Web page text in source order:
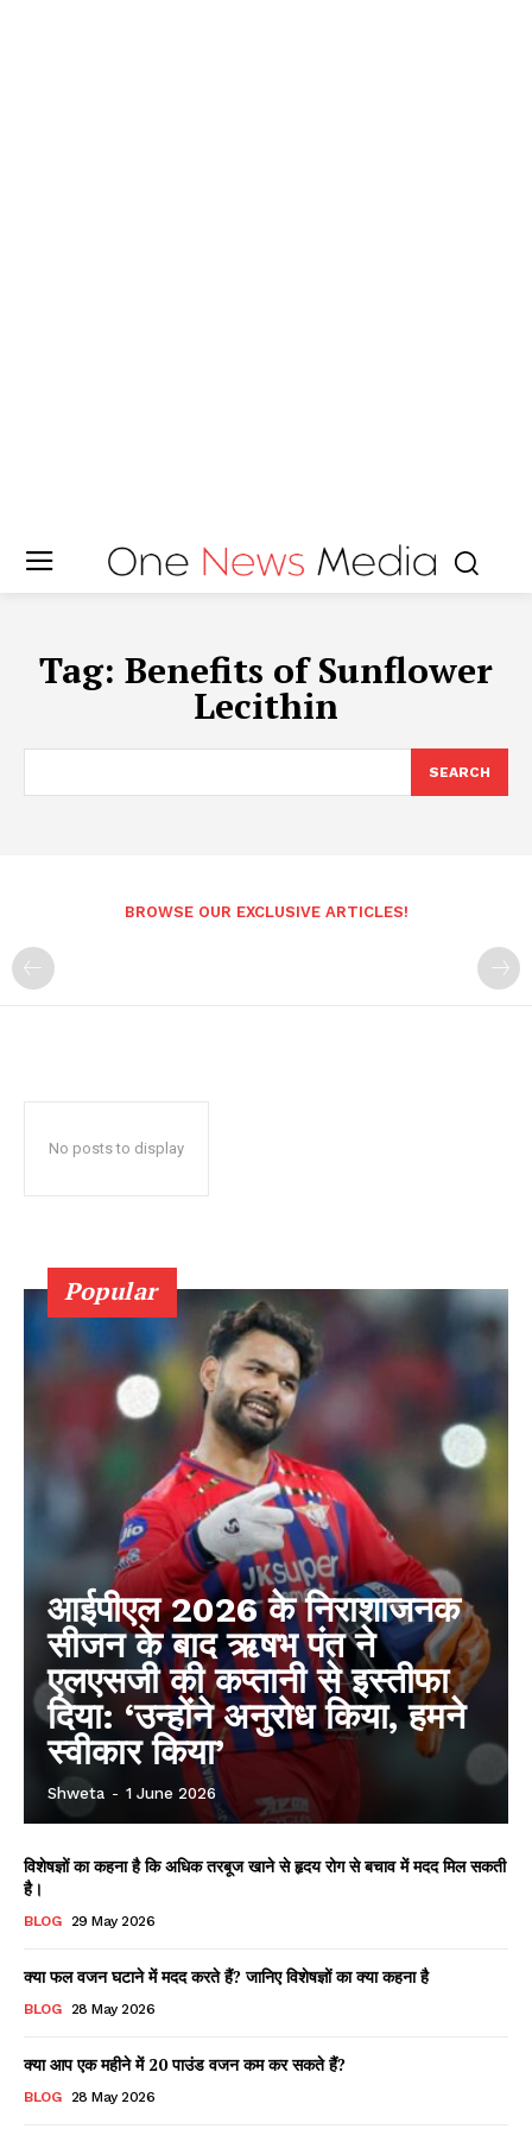
Tag: Benefits of Sunflower
Lecithin
SEARCH
BROWSE OUR EXCLUSIVE ARTICLES!
No posts to display
Popular
आईपीएल 2026 के निराशाजनक
सीजन के बाद ऋषभ पंत ने
एलएसजी की कप्तानी से इस्तीफा
दिया: ‘उन्होंने अनुरोध किया, हमने
स्वीकार किया’
Shweta - 1 June 2026
विशेषज्ञों का कहना है कि अधिक तरबूज खाने से हृदय रोग से बचाव में मदद मिल सकती
है।
BLOG 29 May 2026
क्या फल वजन घटाने में मदद करते हैं? जानिए विशेषज्ञों का क्या कहना है
BLOG 28 May 2026
क्या आप एक महीने में 20 पाउंड वजन कम कर सकते हैं?
BLOG 28 May 2026